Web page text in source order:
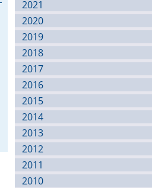
2021
2020
2019
2018
2017
2016
2015
2014
2013
2012
2011
2010